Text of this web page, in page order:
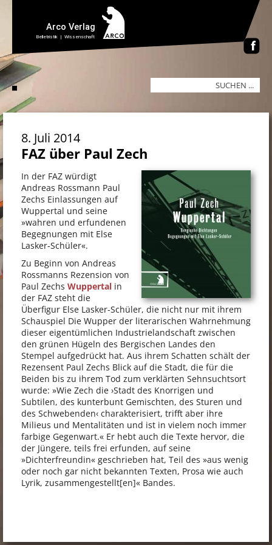
8. Juli 2014
FAZ über Paul Zech
In der FAZ würdigt
Andreas Rossmann Paul
Zechs Einlassungen auf
Wuppertal und seine
»wahren und erfundenen
Begegnungen mit Else
Lasker-Schüler«.
Zu Beginn von Andreas
Rossmanns Rezension von
Paul Zechs Wuppertal in
der FAZ steht die
Überfigur Else Lasker-Schüler, die nicht nur mit ihrem
Schauspiel Die Wupper der literarischen Wahrnehmung
dieser eigentümlichen Industrielandschaft zwischen
den grünen Hügeln des Bergischen Landes den
Stempel aufgedrückt hat. Aus ihrem Schatten schält der
Rezensent Paul Zechs Blick auf die Stadt, die für die
Beiden bis zu ihrem Tod zum verklärten Sehnsuchtsort
wurde: »Wie Zech die ›Stadt des Knorrigen und
Subtilen, des kunterbunt Gemischten, des Sturen und
des Schwebenden‹ charakterisiert, trifft aber ihre
Milieus und Mentalitäten und ist in vielem noch immer
farbige Gegenwart.« Er hebt auch die Texte hervor, die
der Jüngere, teils frei erfunden, auf seine
»Dichterfreundin« geschrieben hat, Teil des »aus wenig
oder noch gar nicht bekannten Texten, Prosa wie auch
Lyrik, zusammengestellt[en]« Bandes.